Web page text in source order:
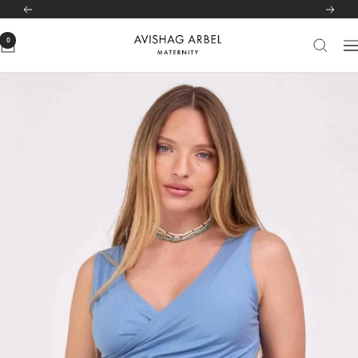
הקודם הבא
ניווט
Avishag
Maternity
0